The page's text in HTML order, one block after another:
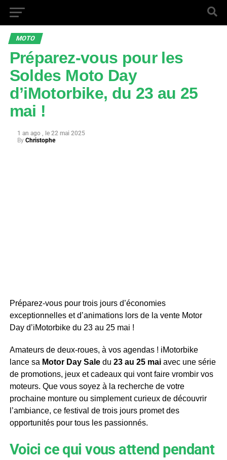
MOTO
Préparez-vous pour les
Soldes Moto Day
d’iMotorbike, du 23 au 25
mai !
1 an ago
22 mai 2025
By Christophe
Préparez-vous pour trois jours d’économies
exceptionnelles et d’animations lors de la vente Motor
Day d’iMotorbike du 23 au 25 mai !
Amateurs de deux-roues, à vos agendas ! iMotorbike
lance sa Motor Day Saledu 23 au 25 maiavec une série
de promotions, jeux et cadeaux qui vont faire vrombir vos
moteurs. Que vous soyez à la recherche de votre
prochaine monture ou simplement curieux de découvrir
l’ambiance, ce festival de trois jours promet des
opportunités pour tous les passionnés.
Voici ce qui vous attend pendant